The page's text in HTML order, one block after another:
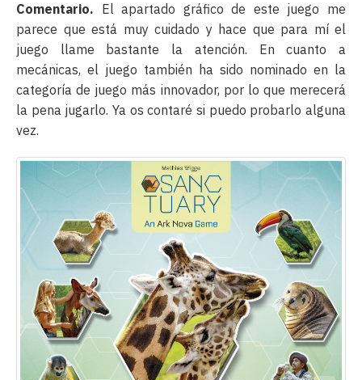
Comentario. El apartado gráfico de este juego me
parece que está muy cuidado y hace que para mí el
juego llame bastante la atención. En cuanto a
mecánicas, el juego también ha sido nominado en la
categoría de juego más innovador, por lo que merecerá
la pena jugarlo. Ya os contaré si puedo probarlo alguna
vez.